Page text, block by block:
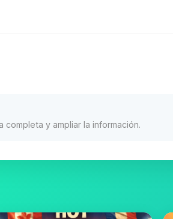
y ampliar la información.